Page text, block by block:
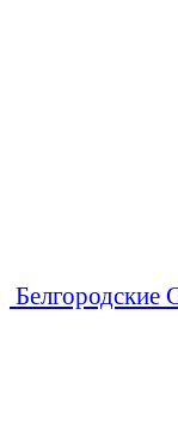
Белгородские